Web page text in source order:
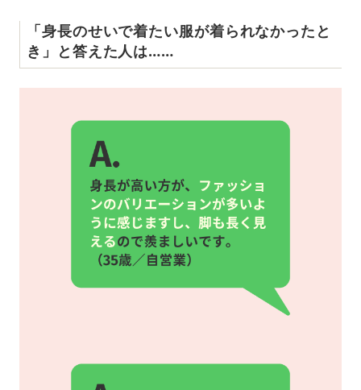
「身長のせいで着たい服が着られなかったと
き」と答えた人は……